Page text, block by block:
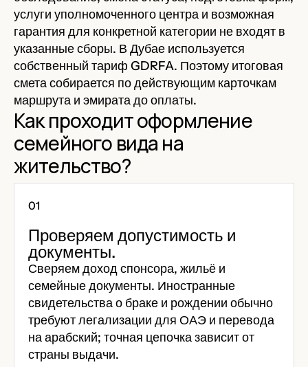
услуги уполномоченного центра и возможная
гарантия для конкретной категории не входят в
указанные сборы. В Дубае используется
собственный тариф GDRFA. Поэтому итоговая
смета собирается по действующим карточкам
маршрута и эмирата до оплаты.
Как проходит оформление
семейного вида на
жительство?
Проверяем допустимость и
документы.
Сверяем доход спонсора, жильё и
семейные документы. Иностранные
свидетельства о браке и рождении обычно
требуют легализации для ОАЭ и перевода
на арабский; точная цепочка зависит от
страны выдачи.